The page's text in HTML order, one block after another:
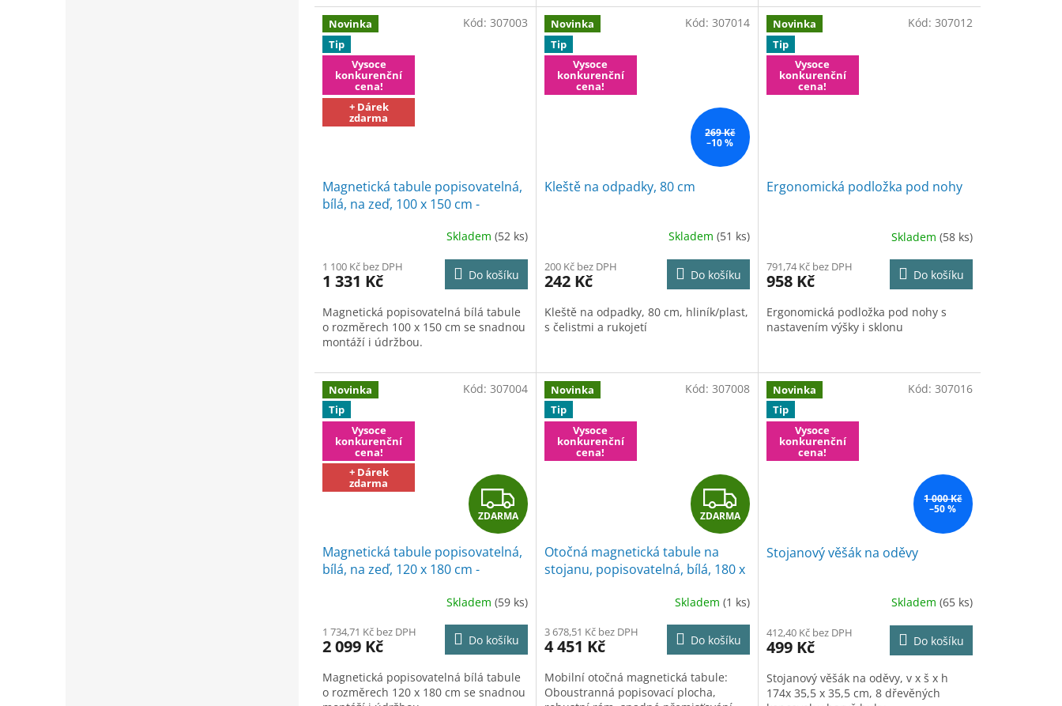
Novinka
Tip
Vysoce
konkurenční
cena!
+ Dárek
zdarma
Magnetická tabule popisovatelná,
bílá, na zeď, 100 x 150 cm -
Skladem (52 ks)
1 100 Kč bez DPH
1 331 Kč Do košíku
Magnetická popisovatelná bílá tabule
o rozměrech 100 x 150 cm se snadnou
montáží i údržbou.
Kód: 307003
Novinka
Tip
Vysoce
konkurenční
cena!
269 Kč
–10 %
Kleště na odpadky, 80 cm
Skladem (51 ks)
200 Kč bez DPH
242 Kč Do košíku
Kleště na odpadky, 80 cm, hliník/plast,
s čelistmi a rukojetí
Kód: 307014
Novinka
Tip
Vysoce
konkurenční
cena!
Ergonomická podložka pod nohy
Skladem (58 ks)
791,74 Kč bez DPH
958 Kč Do košíku
Ergonomická podložka pod nohy s
nastavením výšky i sklonu
Kód: 307012
Novinka
Tip
Vysoce
konkurenční
cena!
+ Dárek
zdarma
Z
D
A
R
M
A
ZDARMA
Magnetická tabule popisovatelná,
bílá, na zeď, 120 x 180 cm -
Skladem (59 ks)
1 734,71 Kč bez DPH
2 099 Kč Do košíku
Magnetická popisovatelná bílá tabule
o rozměrech 120 x 180 cm se snadnou
Kód: 307004
Novinka
Tip
Vysoce
konkurenční
cena!
Z
D
A
R
M
A
ZDARMA
Otočná magnetická tabule na
stojanu, popisovatelná, bílá, 180 x
Skladem (1 ks)
3 678,51 Kč bez DPH
4 451 Kč Do košíku
Mobilní otočná magnetická tabule:
Oboustranná popisovací plocha,
Kód: 307008
Novinka
Tip
Vysoce
konkurenční
cena!
1 000 Kč
–50 %
Stojanový věšák na oděvy
Skladem (65 ks)
412,40 Kč bez DPH
499 Kč Do košíku
Stojanový věšák na oděvy, v x š x h
174x 35,5 x 35,5 cm, 8 dřevěných
Kód: 307016